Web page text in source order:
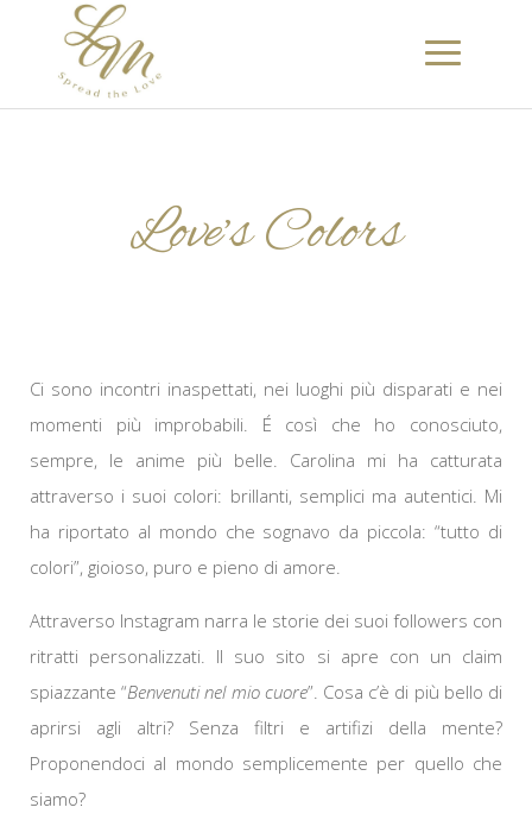
Love’s Colors
Ci sono incontri inaspettati, nei luoghi più disparati e nei
momenti più improbabili. É così che ho conosciuto,
sempre, le anime più belle. Carolina mi ha catturata
attraverso i suoi colori: brillanti, semplici ma autentici. Mi
ha riportato al mondo che sognavo da piccola: “tutto di
colori”, gioioso, puro e pieno di amore.
Attraverso Instagram narra le storie dei suoi followers con
ritratti personalizzati. Il suo sito si apre con un claim
spiazzante “Benvenuti nel mio cuore”. Cosa c’è di più bello di
aprirsi agli altri? Senza filtri e artifizi della mente?
Proponendoci al mondo semplicemente per quello che
siamo?